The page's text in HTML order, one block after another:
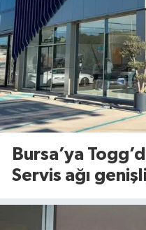
Bursa’ya
Servis ağı